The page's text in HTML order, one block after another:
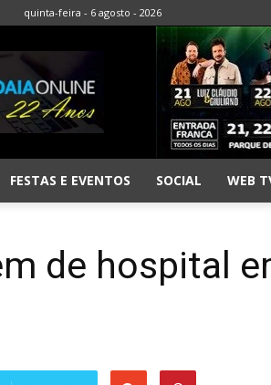
quinta-feira - 6 agosto - 2026
FESTAS E EVENTOS SOCIAL WEB
de hospital